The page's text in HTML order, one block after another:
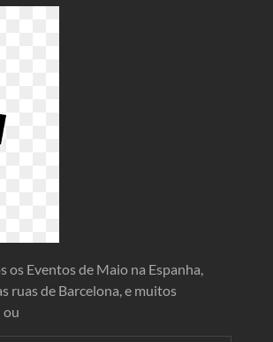
os Eventos de Maio na Espanha,
ruas de Barcelona, e muitos
ou